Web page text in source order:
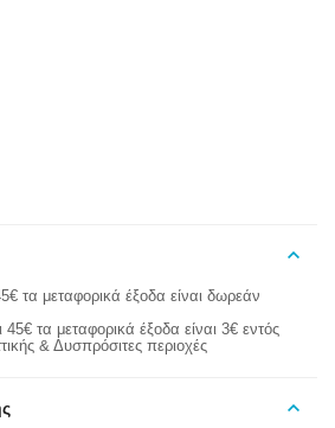
τα μεταφορικά έξοδα είναι δωρεάν
45€ τα μεταφορικά έξοδα είναι 3€ εντός
& Δυσπρόσιτες περιοχές